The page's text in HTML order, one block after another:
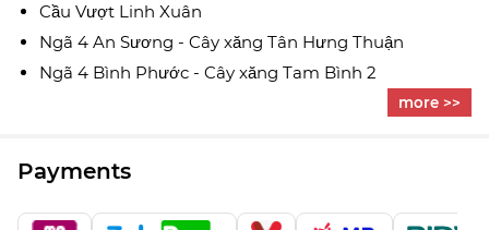
Cầu Vượt Linh Xuân
Ngã 4 An Sương - Cây xăng Tân Hưng Thuận
Ngã 4 Bình Phước - Cây xăng Tam Bình 2
more >>
Payments